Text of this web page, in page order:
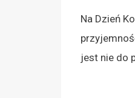
Na Dzień
jest nie do